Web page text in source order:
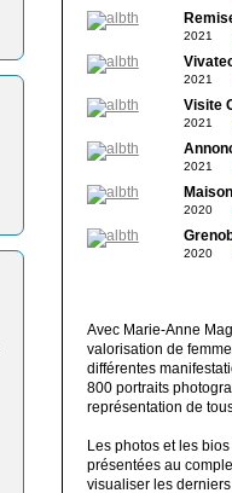
2021
2021
Visite
2021
2021
2020
2020
Avec Marie-Anne
valorisation de
différentes
800 portraits
représentation de
Les photos et les
présentées au
visualiser les